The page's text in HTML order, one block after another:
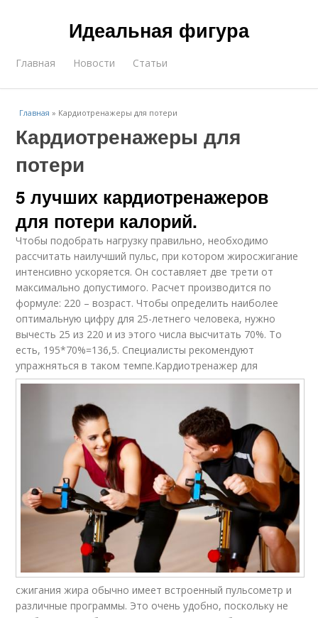
Идеальная фигура
Главная Новости Статьи
Главная » Кардиотренажеры для потери
Кардиотренажеры для
потери
5 лучших кардиотренажеров
для потери калорий.
Чтобы подобрать нагрузку правильно, необходимо
рассчитать наилучший пульс, при котором жиросжигание
интенсивно ускоряется. Он составляет две трети от
максимально допустимого. Расчет производится по
формуле: 220 – возраст. Чтобы определить наиболее
оптимальную цифру для 25-летнего человека, нужно
вычесть 25 из 220 и из этого числа высчитать 70%. То
есть, 195*70%=136,5. Специалисты рекомендуют
упражняться в таком темпе.Кардиотренажер для
сжигания жира обычно имеет встроенный пульсометр и
различные программы. Это очень удобно, поскольку не